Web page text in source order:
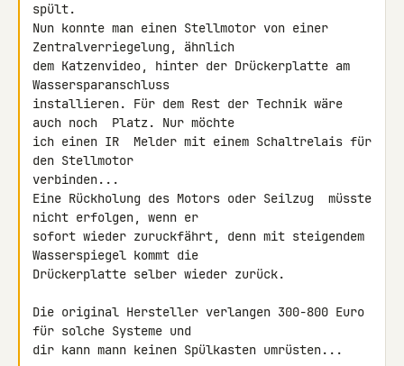
spült.
Nun konnte man einen Stellmotor von einer
Zentralverriegelung, ähnlich
dem Katzenvideo, hinter der Drückerplatte am
Wassersparanschluss
installieren. Für dem Rest der Technik wäre
auch noch  Platz. Nur möchte
ich einen IR  Melder mit einem Schaltrelais für
den Stellmotor
verbinden...
Eine Rückholung des Motors oder Seilzug  müsste
nicht erfolgen, wenn er
sofort wieder zuruckfährt, denn mit steigendem
Wasserspiegel kommt die
Drückerplatte selber wieder zurück.
Die original Hersteller verlangen 300-800 Euro
für solche Systeme und
dir kann mann keinen Spülkasten umrüsten...